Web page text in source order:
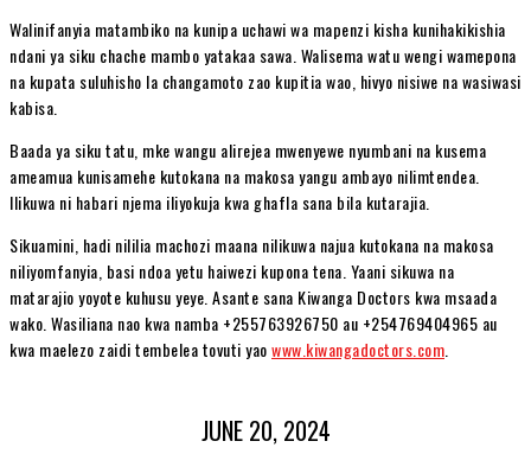
Walinifanyia matambiko na kunipa uchawi wa mapenzi kisha kunihakikishia
ndani ya siku chache mambo yatakaa sawa. Walisema watu wengi wamepona
na kupata suluhisho la changamoto zao kupitia wao, hivyo nisiwe na wasiwasi
kabisa.
Baada ya siku tatu, mke wangu alirejea mwenyewe nyumbani na kusema
ameamua kunisamehe kutokana na makosa yangu ambayo nilimtendea.
Ilikuwa ni habari njema iliyokuja kwa ghafla sana bila kutarajia.
Sikuamini, hadi nililia machozi maana nilikuwa najua kutokana na makosa
niliyomfanyia, basi ndoa yetu haiwezi kupona tena. Yaani sikuwa na
matarajio yoyote kuhusu yeye. Asante sana Kiwanga Doctors kwa msaada
wako. Wasiliana nao kwa namba +255763926750 au +254769404965 au
kwa maelezo zaidi tembelea tovuti yaowww.kiwangadoctors.com
JUNE 20, 2024